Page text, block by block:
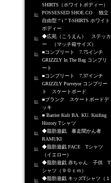
SHIRTS（ホワイトボディー）
POSSESSED SHOE.CO 独立
自由型 “ i ” T-SHIRTS ホワイト
ボディー
◆広苑（こうえん） ステッカ
ー （マッチ箱サイズ）
■コンプリート 7.75インチ
GRIZZLY In The Bag コンプリ
ート
■コンプリート 7.37インチ
GRIZZLY Purveyor コンプリー
ト スケートボード
■ブランク スケートボードデ
ッキ
■ Barrier Kult BA. KU. Knifing
History Tシャツ
◆脂肪遊戯 暴走聞かん者
RAMUKI
◆脂肪遊戯 FACE Tシャツ
（イエロー）
◆脂肪遊戯 赤ちゃん 子供 T
シャツ（９０ｃｍ）
◆脂肪遊戯 キッズTシャツ（１